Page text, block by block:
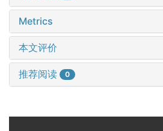
Metrics
本文评价
推荐阅读 0